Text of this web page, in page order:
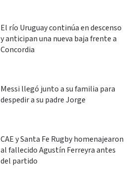
El río Uruguay continúa en descenso
y anticipan una nueva baja frente a
Concordia
Messi llegó junto a su familia para
despedir a su padre Jorge
CAE y Santa Fe Rugby homenajearon
al fallecido Agustín Ferreyra antes
del partido